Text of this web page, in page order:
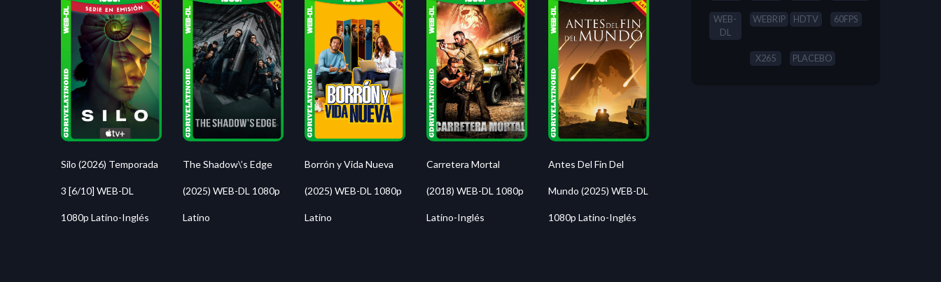
Silo (2026) Temporada
3 [6/10] WEB-DL
1080p Latino-Inglés
The Shadow\’s Edge
(2025) WEB-DL 1080p
Latino
Borrón y Vida Nueva
(2025) WEB-DL 1080p
Latino
Carretera Mortal
(2018) WEB-DL 1080p
Latino-Inglés
Antes Del Fin Del
Mundo (2025) WEB-DL
1080p Latino-Inglés
WEB-
DL
WEBRIP HDTV 60FPS
X265 PLACEBO